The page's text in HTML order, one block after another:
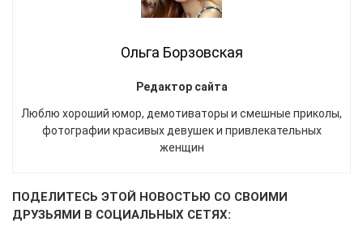
Ольга Борзовская
Редактор сайта
Люблю хороший юмор, демотиваторы и смешные приколы,
фотографии красивых девушек и привлекательных
женщин
ПОДЕЛИТЕСЬ ЭТОЙ НОВОСТЬЮ СО СВОИМИ
ДРУЗЬЯМИ В СОЦИАЛЬНЫХ СЕТЯХ: